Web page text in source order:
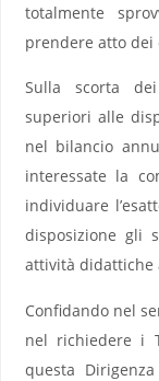
totalmente
prendere atto
Sulla scorta
superiori alle
nel bilancio
interessate la
individuare
disposizione gli
attività didattiche
Confidando nel
nel richiedere i
questa